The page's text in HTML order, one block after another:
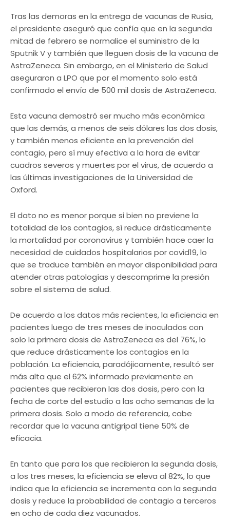
Tras las demoras en la entrega de vacunas de Rusia,
el presidente aseguró que confía que en la segunda
mitad de febrero se normalice el suministro de la
Sputnik V y también que lleguen dosis de la vacuna de
AstraZeneca. Sin embargo, en el Ministerio de Salud
aseguraron a LPO que por el momento solo está
confirmado el envío de 500 mil dosis de AstraZeneca.
Esta vacuna demostró ser mucho más económica
que las demás, a menos de seis dólares las dos dosis,
y también menos eficiente en la prevención del
contagio, pero sí muy efectiva a la hora de evitar
cuadros severos y muertes por el virus, de acuerdo a
las últimas investigaciones de la Universidad de
Oxford.
El dato no es menor porque si bien no previene la
totalidad de los contagios, sí reduce drásticamente
la mortalidad por coronavirus y también hace caer la
necesidad de cuidados hospitalarios por covid19, lo
que se traduce también en mayor disponibilidad para
atender otras patologías y descomprime la presión
sobre el sistema de salud.
De acuerdo a los datos más recientes, la eficiencia en
pacientes luego de tres meses de inoculados con
solo la primera dosis de AstraZeneca es del 76%, lo
que reduce drásticamente los contagios en la
población. La eficiencia, paradójicamente, resultó ser
más alta que el 62% informado previamente en
pacientes que recibieron las dos dosis, pero con la
fecha de corte del estudio a las ocho semanas de la
primera dosis. Solo a modo de referencia, cabe
recordar que la vacuna antigripal tiene 50% de
eficacia.
En tanto que para los que recibieron la segunda dosis,
a los tres meses, la eficiencia se eleva al 82%, lo que
indica que la eficiencia se incrementa con la segunda
dosis y reduce la probabilidad de contagio a terceros
en ocho de cada diez vacunados.